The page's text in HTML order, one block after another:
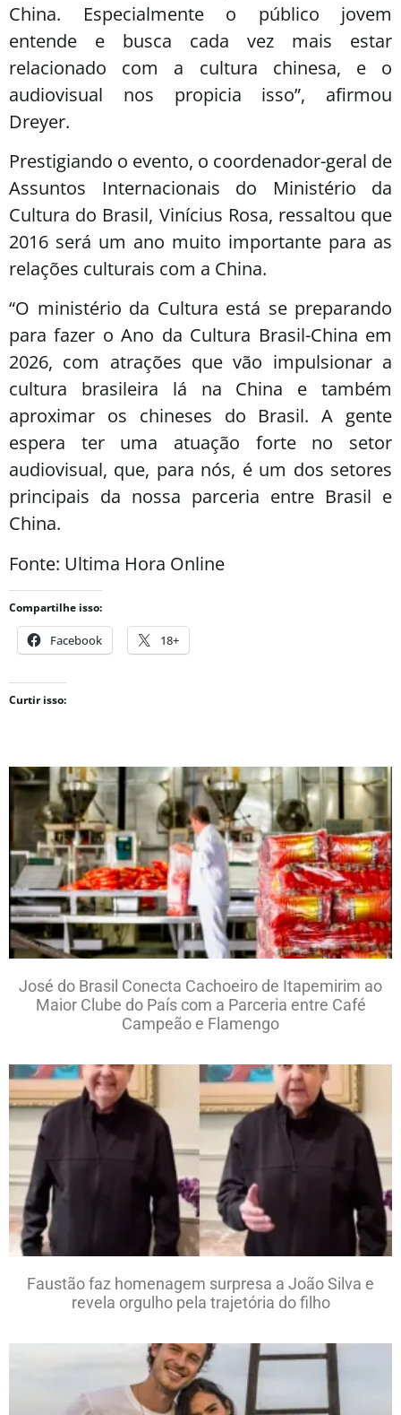
China. Especialmente o público jovem
entende e busca cada vez mais estar
relacionado com a cultura chinesa, e o
audiovisual nos propicia isso”, afirmou
Dreyer.
Prestigiando o evento, o coordenador-geral de
Assuntos Internacionais do Ministério da
Cultura do Brasil, Vinícius Rosa, ressaltou que
2016 será um ano muito importante para as
relações culturais com a China.
“O ministério da Cultura está se preparando
para fazer o Ano da Cultura Brasil-China em
2026, com atrações que vão impulsionar a
cultura brasileira lá na China e também
aproximar os chineses do Brasil. A gente
espera ter uma atuação forte no setor
audiovisual, que, para nós, é um dos setores
principais da nossa parceria entre Brasil e
China.
Fonte: Ultima Hora Online
Compartilhe isso:
Facebook 18+
Curtir isso:
José do Brasil Conecta Cachoeiro de Itapemirim ao
Maior Clube do País com a Parceria entre Café
Campeão e Flamengo
Faustão faz homenagem surpresa a João Silva e
revela orgulho pela trajetória do filho